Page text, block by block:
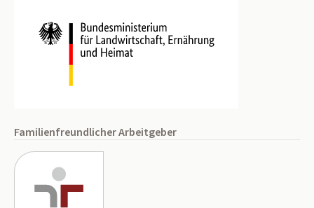
Familienfreundlicher Arbeitgeber